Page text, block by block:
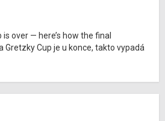
over — here’s how the final
Gretzky Cup je u konce, takto vypadá